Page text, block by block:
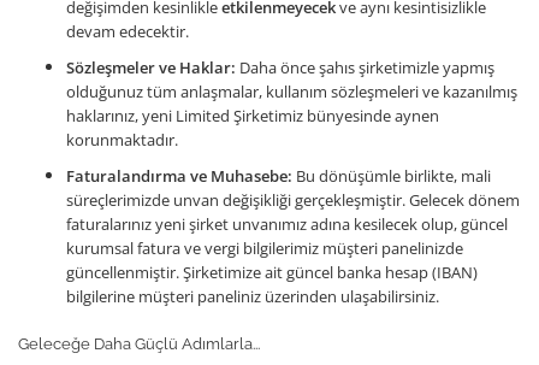
değişimden kesinlikleetkilenmeyecekve aynı kesintisizlikle
devam edecektir.
Sözleşmeler ve Haklar: Daha önce şahıs şirketimizle yapmış
olduğunuz tüm anlaşmalar, kullanım sözleşmeleri ve kazanılmış
haklarınız, yeni Limited Şirketimiz bünyesinde aynen
korunmaktadır.
Faturalandırma ve Muhasebe: Bu dönüşümle birlikte, mali
süreçlerimizde unvan değişikliği gerçekleşmiştir. Gelecek dönem
faturalarınız yeni şirket unvanımız adına kesilecek olup, güncel
kurumsal fatura ve vergi bilgilerimiz müşteri panelinizde
güncellenmiştir. Şirketimize ait güncel banka hesap (IBAN)
bilgilerine müşteri paneliniz üzerinden ulaşabilirsiniz.
Geleceğe Daha Güçlü Adımlarla...